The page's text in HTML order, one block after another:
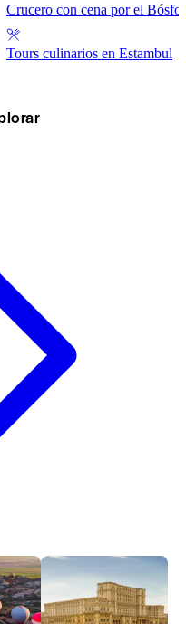
Crucero con cena por el
Tours culinarios en Estambul